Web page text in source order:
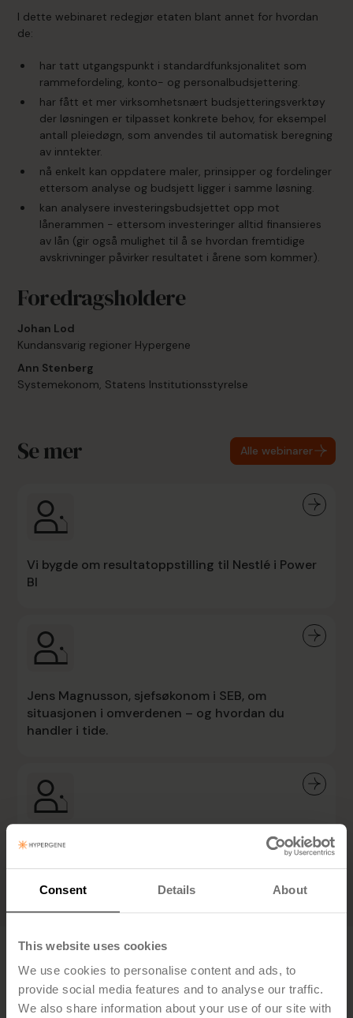
Consent Details About
This website uses cookies
We use cookies to personalise content and ads, to
provide social media features and to analyse our traffic.
We also share information about your use of our site with
I dette webinaret redegjør etaten blant annet for hvordan
de:
har tatt utgangspunkt i standardfunksjonalitet som
rammefordeling, konto- og personalbudsjettering.
har fått et mer virksomhetsnært budsjetteringsverktøy
der løsningen er tilpasset konkrete behov, for eksempel
antall pleiedøgn, som anvendes til automatisk beregning
av inntekter.
nå enkelt kan oppdatere maler, prinsipper og fordelinger
ettersom analyse og budsjett ligger i samme løsning.
kan analysere investeringsbudsjettet opp mot
lånerammen - ettersom investeringer alltid finansieres
av lån (gir også mulighet til å se hvordan fremtidige
avskrivninger påvirker resultatet i årene som kommer).
Foredragsholdere
Johan Lod
Kundansvarig regioner Hypergene
Ann Stenberg
Systemekonom, Statens Institutionsstyrelse
Se mer Alle webinarer
Vi bygde om resultatoppstilling til Nestlé i Power
BI
Jens Magnusson, sjefsøkonom i SEB, om
situasjonen i omverdenen – og hvordan du
handler i tide.
Hvordan ser det ut når treasury, likviditet og
Vil du vite hvordan
Hypergene kan hjelpe deg?